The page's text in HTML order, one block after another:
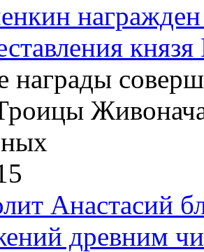
награды
Анастасий
древним